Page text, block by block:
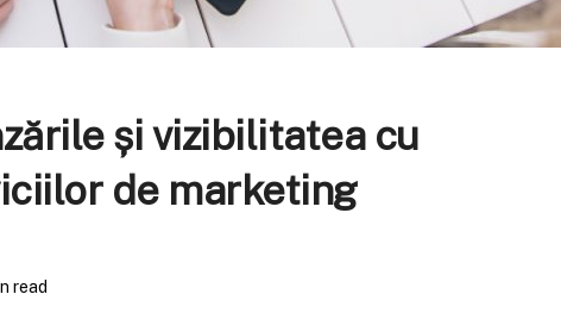
și vizibilitatea cu
de marketing
read